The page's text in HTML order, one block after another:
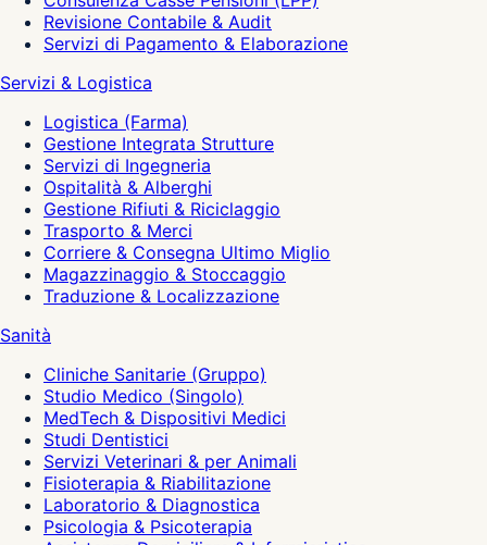
Revisione Contabile & Audit
Servizi di Pagamento & Elaborazione
Servizi & Logistica
Logistica (Farma)
Gestione Integrata Strutture
Servizi di Ingegneria
Ospitalità & Alberghi
Gestione Rifiuti & Riciclaggio
Trasporto & Merci
Corriere & Consegna Ultimo Miglio
Magazzinaggio & Stoccaggio
Traduzione & Localizzazione
Sanità
Cliniche Sanitarie (Gruppo)
Studio Medico (Singolo)
MedTech & Dispositivi Medici
Studi Dentistici
Servizi Veterinari & per Animali
Fisioterapia & Riabilitazione
Laboratorio & Diagnostica
Psicologia & Psicoterapia